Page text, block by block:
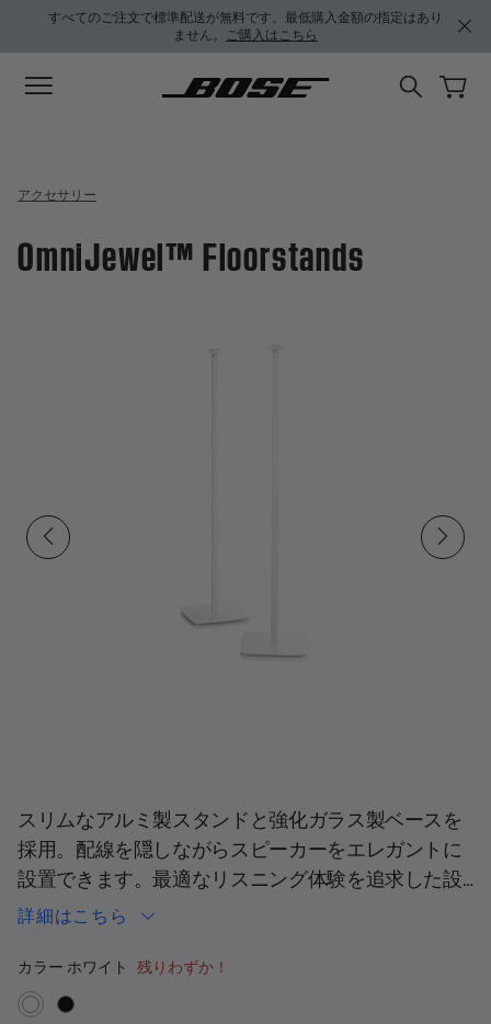
メインコンテンツに移動
サポートチャットに移動する
フッターコンテンツに移動
アクセシビリティ声明に移動する
すべてのご注文で標準配送が無料です。最低購入金額の指定はあり
ません。 ご購入はこちら
アクセサリー
OmniJewel™ Floorstands
スリムなアルミ製スタンドと強化ガラス製ベースを
採用。配線を隠しながらスピーカーをエレガントに
設置できます。最適なリスニング体験を追求した設
計です。2個1組の販売。高さ: 96.5 cm (38インチ)。こ
していません。
詳細はこちら
カラーの選択
選択済み
カラー ホワイト 残りわずか！